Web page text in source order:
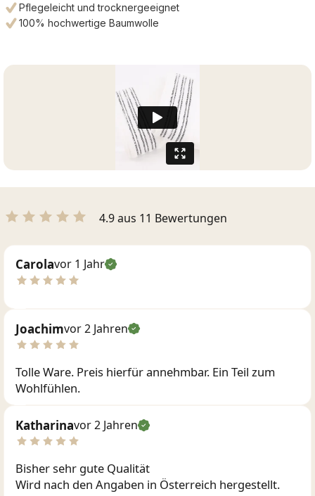
Pflegeleicht und trocknergeeignet
100% hochwertige Baumwolle
4.9 aus 11 Bewertungen
Carolavor 1 Jahr
Joachimvor 2 Jahren
Tolle Ware. Preis hierfür annehmbar. Ein Teil zum
Wohlfühlen.
Katharinavor 2 Jahren
Bisher sehr gute Qualität
Wird nach den Angaben in Österreich hergestellt.